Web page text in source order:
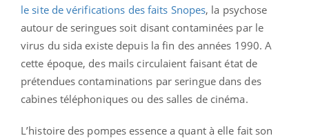
le site de vérifications des faits Snopes, la psychose
autour de seringues soit disant contaminées par le
virus du sida existe depuis la fin des années 1990. A
cette époque, des mails circulaient faisant état de
prétendues contaminations par seringue dans des
cabines téléphoniques ou des salles de cinéma.
L’histoire des pompes essence a quant à elle fait son